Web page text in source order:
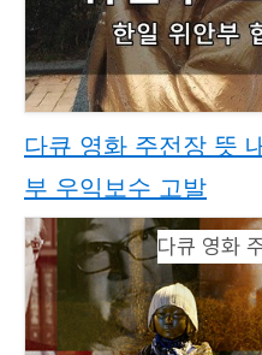
다큐 영화 주전장 뜻
부 우익보수 고발